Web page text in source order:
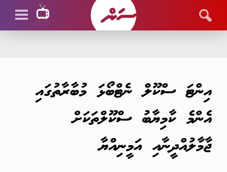
އިންޓަ ސްކޫލް ނެޓްބޯޅަ މުބާރާތުގައި
އެންމެ ކާމިޔާބު ސްކޫލްތަކަށް
ޖާމާލުއްދީނާއި އަމީނިއްޔާ